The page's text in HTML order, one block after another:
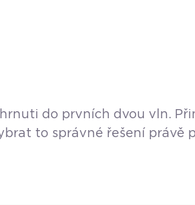
do prvních dvou vln.
to správné řešení právě